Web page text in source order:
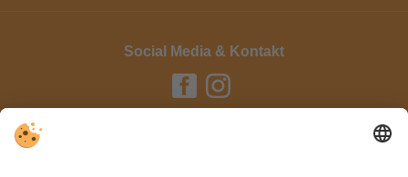
Social Media & Kontakt